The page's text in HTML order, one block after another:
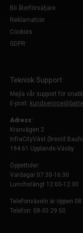
Bli återförsäljare
Reklamation
Cookies
GDPR
Teknisk Support
Mejla vår support för
E-post:
Adress:
Kranvägen 2
InfraCityVäst (brevid
194 61 Upplands-Väsby
Öppettider:
Vardagar 07:30-16:30
Lunchstängt 12:00-12:30
Telefonväxeln är öppen
Telefon: 08-35 29 50